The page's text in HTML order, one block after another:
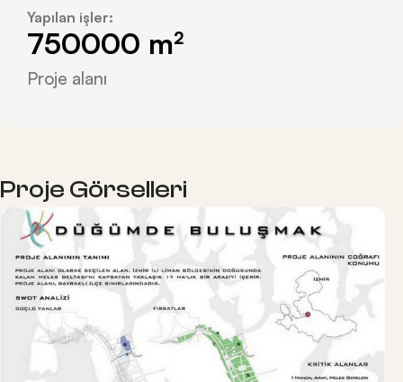
Yapılan işler:
Proje alanı
750000 m²
Proje Görselleri